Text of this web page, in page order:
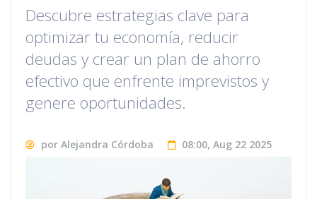
Descubre estrategias clave para
optimizar tu economía, reducir
deudas y crear un plan de ahorro
efectivo que enfrente imprevistos y
genere oportunidades.
por Alejandra Córdoba 08:00, Aug 22 2025